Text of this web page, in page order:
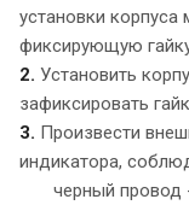
установки
фиксирующую
2. Установить
зафиксировать
3. Произвести
индикатора,
черный провод -